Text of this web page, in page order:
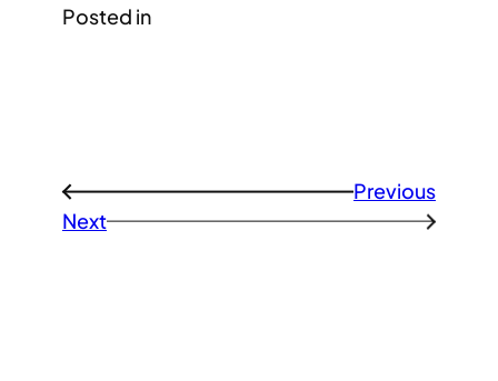
Posted in
←
Previous
Next
→